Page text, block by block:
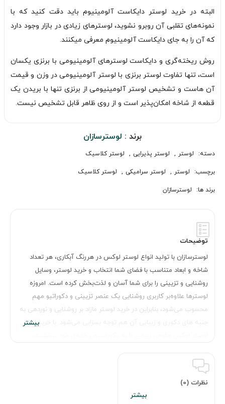
البته در خرید لوستر دایکاست آلومینیوم باید دقت کنید که با
نمونه‌های تقلبی آن روبرو نشوید، لوسترهای زیادی در بازار وجود دارد
که آن را به جای دایکاست آلومینیوم معرفی میکنند.
روش ریخته‌گری و دایکاست لوسترهای آلومینیومی با برنزی یکسان
است، تنها تفاوت لوستر برنزی با لوستر آلومینیومی در وزن و قیمت
آن هاست و تشخیص لوستر آلومینیومی از برنزی تنها با بریدن یک
قطعه از شاخه امکان‌پذیر است و از روی ظاهر قابل تشخیص نیست.
برند : لوسترسازان
دسته: لوستر , لوستر پذیرایی , لوستر کلاسیک
برچسب: لوستر , لوستر سرامیکی , لوستر کلاسیک
برند ها: لوسترسازان
توضیحات
لوسترسازان با تولید انواع لوستر لوکس در هررنگ آبکاری، هر تعداد
شاخه و ابعاد متناسب با فضای شما انتخاب و خرید لوستر، وسایل
روشنایی و تزیینی را برای شما آسان و لذت‌بخش کرده است. امروزه
لوسترها علاوه‌بر کاربری روشنایی یک عنصر تزیینی و دکوراتیو مهم
محسوب می‌شود، بنابراین در خرید لوستر مازاد بر روشنایی و نوردهی به
جنبه های دکوری و زیبایی آن هم توجه بسزایی می‌شود. با خرید این
نظرات (0)